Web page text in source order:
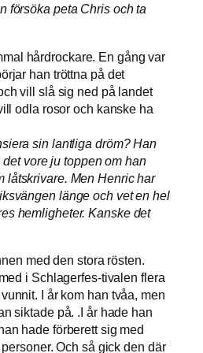
försöka peta Chris och ta
hårdrockare. En gång var
han tröttna på det
vill slå sig ned på landet
odla rosor och kanske ha
sin lantliga dröm? Han
vore ju toppen om han
låtskrivare. Men Henric har
länge och vet en hel
hemligheter. Kanske det
med den stora rösten.
i Schlagerfes-tivalen flera
I år kom han tvåa, men
siktade på. .I år hade han
hade förberett sig med
Och så gick den där